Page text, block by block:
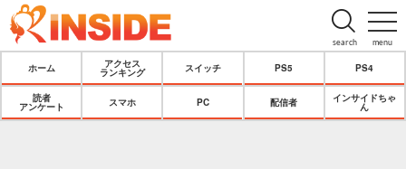
menu
search
ホーム
アクセス
ランキング
スイッチ PS5 PS4
読者
アンケート
スマホ PC 配信者
インサイドちゃ
ん